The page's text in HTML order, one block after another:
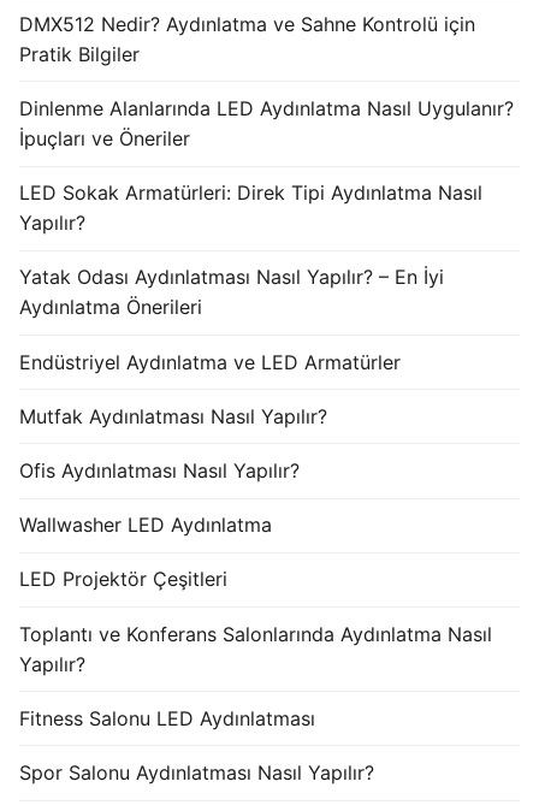
DMX512 Nedir? Aydınlatma ve Sahne Kontrolü için
Pratik Bilgiler
Dinlenme Alanlarında LED Aydınlatma Nasıl Uygulanır?
İpuçları ve Öneriler
LED Sokak Armatürleri: Direk Tipi Aydınlatma Nasıl
Yapılır?
Yatak Odası Aydınlatması Nasıl Yapılır? – En İyi
Aydınlatma Önerileri
Endüstriyel Aydınlatma ve LED Armatürler
Mutfak Aydınlatması Nasıl Yapılır?
Ofis Aydınlatması Nasıl Yapılır?
Wallwasher LED Aydınlatma
LED Projektör Çeşitleri
Toplantı ve Konferans Salonlarında Aydınlatma Nasıl
Yapılır?
Fitness Salonu LED Aydınlatması
Spor Salonu Aydınlatması Nasıl Yapılır?